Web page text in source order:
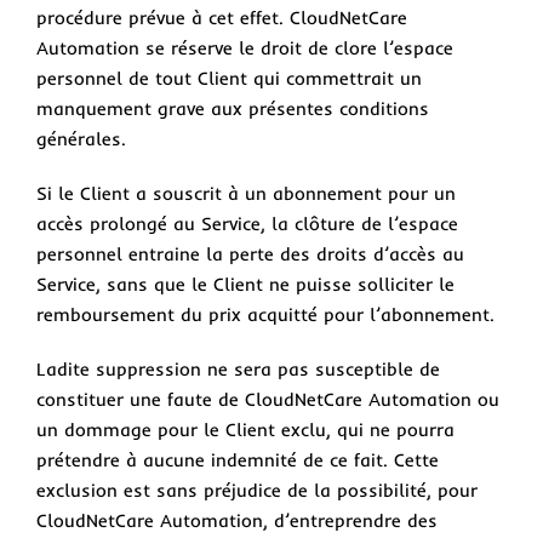
procédure prévue à cet effet. CloudNetCare
Automation se réserve le droit de clore l’espace
personnel de tout Client qui commettrait un
manquement grave aux présentes conditions
générales.
Si le Client a souscrit à un abonnement pour un
accès prolongé au Service, la clôture de l’espace
personnel entraine la perte des droits d’accès au
Service, sans que le Client ne puisse solliciter le
remboursement du prix acquitté pour l’abonnement.
Ladite suppression ne sera pas susceptible de
constituer une faute de CloudNetCare Automation ou
un dommage pour le Client exclu, qui ne pourra
prétendre à aucune indemnité de ce fait. Cette
exclusion est sans préjudice de la possibilité, pour
CloudNetCare Automation, d’entreprendre des